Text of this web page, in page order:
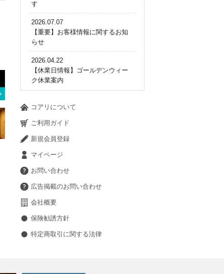
す
2026.07.07
【重要】お客様情報に関するお知
らせ
2026.04.22
【休業日情報】ゴールデンウィー
ク休業案内
コアリについて
ご利用ガイド
新規会員登録
マイページ
お問い合わせ
広告掲載のお問い合わせ
会社概要
保険勧誘方針
特定商取引に関する法律